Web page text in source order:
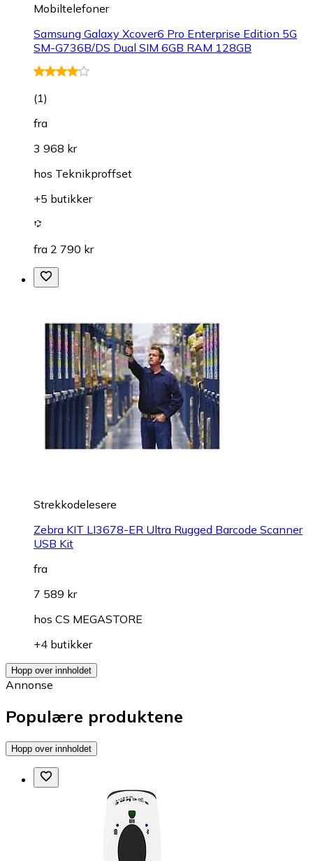
Mobiltelefoner
Samsung Galaxy Xcover6 Pro Enterprise Edition 5G
SM-G736B/DS Dual SIM 6GB RAM 128GB
(1)
fra
3 968 kr
hos Teknikproffset
+5 butikker
fra 2 790 kr
Strekkodelesere
Zebra KIT LI3678-ER Ultra Rugged Barcode Scanner
USB Kit
fra
7 589 kr
hos CS MEGASTORE
+4 butikker
Hopp over innholdet
Annonse
Populære produktene
Hopp over innholdet